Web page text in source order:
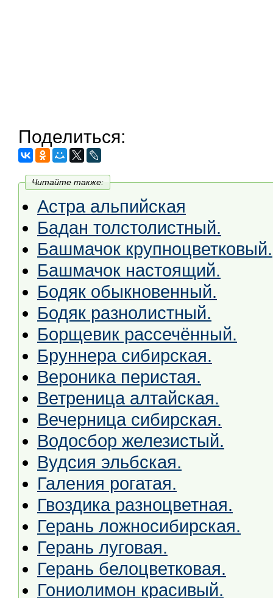
Поделиться:
Читайте также:
Астра альпийская
Бадан толстолистный.
Башмачок крупноцветковый.
Башмачок настоящий.
Бодяк обыкновенный.
Бодяк разнолистный.
Борщевик рассечённый.
Бруннера сибирская.
Вероника перистая.
Ветреница алтайская.
Вечерница сибирская.
Водосбор железистый.
Вудсия эльбская.
Галения рогатая.
Гвоздика разноцветная.
Герань ложносибирская.
Герань луговая.
Герань белоцветковая.
Гониолимон красивый.